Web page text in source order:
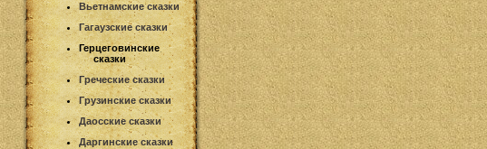
Вьетнамские сказки
Гагаузские сказки
Герцеговинские
сказки
Греческие сказки
Грузинские сказки
Даосские сказки
Даргинские сказки